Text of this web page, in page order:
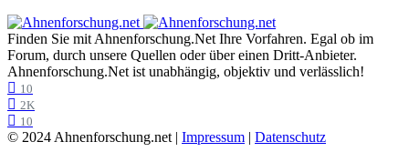
Finden Sie mit Ahnenforschung.Net Ihre Vorfahren. Egal ob im
Forum, durch unsere Quellen oder über einen Dritt-Anbieter.
Ahnenforschung.Net ist unabhängig, objektiv und verlässlich!
10
2K
10
© 2024 Ahnenforschung.net | Impressum | Datenschutz